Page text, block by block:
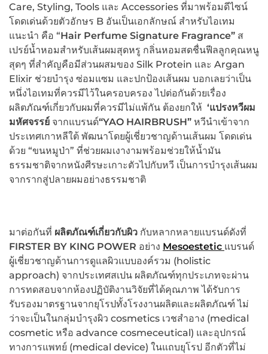
Care, Styling, Tools และ Accessories ที่มาพร้อมดีไซน์
โดดเด่นด้วยตัวอักษร B อันเป็นเอกลักษณ์ สำหรับไอเทม
แนะนำ คือ “Hair Perfume Signature Fragrance” ส
เปรย์น้ำหอมสำหรับเส้นผมสุดหรู กลิ่นหอมสดชื่นฟีลลูกคุณหนู
สุดๆ ที่สำคัญคือมีส่วนผสมของ Silk Protein และ Argan
Elixir ช่วยบำรุง ซ่อมแซม และปกป้องเส้นผม บอกเลยว่าเป็น
หนึ่งไอเทมที่ควรมีไว้ในครอบครอง ไปต่อกันด้วยเรื่อง
ผลิตภัณฑ์เกี่ยวกับผมที่ควรมีไม่แพ้กัน ต้องยกให้ ‘แปรงหวีผม
มหัศจรรย์ จากแบรนด์“YAO HAIRBRUSH” หวีนำเข้าจาก
ประเทศเกาหลีใต้ พัฒนาโดยผู้เชี่ยวชาญด้านเส้นผม โดดเด่น
ด้วย “ขนหมูป่า” ที่ช่วยผมเงางามพร้อมช่วยให้น้ำมัน
ธรรมชาติจากหนังศีรษะเกาะตัวไปกับหวี เป็นการบำรุงเส้นผม
จากรากสู่ปลายผมอย่างธรรมชาติ
มาต่อกันที่ ผลิตภัณฑ์เกี่ยวกับผิว กับหลากหลายแบรนด์ดังที่
FIRSTER BY KING POWER อย่าง Mesoestetic แบรนด์
ผู้เชี่ยวชาญด้านการดูแลผิวแบบองค์รวม (holistic
approach) จากประเทศสเปน ผลิตภัณฑ์ทุกประเภทจะผ่าน
การทดสอบจากห้องปฏิบัติงานวิจัยที่ได้คุณภาพ ได้รับการ
รับรองมาตรฐานจากยุโรปทั้งโรงงานผลิตและผลิตภัณฑ์ ไม่
ว่าจะเป็นในกลุ่มบำรุงผิว cosmetics เวชสำอาง (medical
cosmetic หรือ advance cosmeceutical) และอุปกรณ์
ทางการแพทย์ (medical device) ในแถบยุโรป อีกตัวที่ไม่